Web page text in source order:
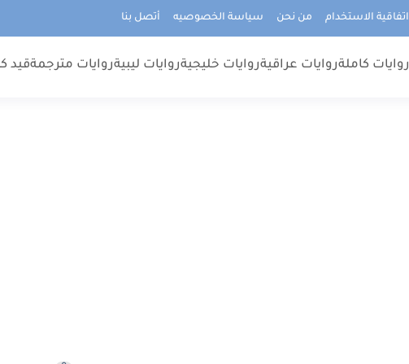
اتفاقية الاستخدام من نحن سياسة الخصوصيه أتصل بنا
روايات كاملةروايات عراقيةروايات خليجيةروايات ليبيةروايات مترجمةقيد